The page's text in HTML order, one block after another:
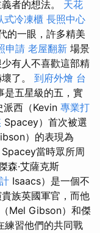
者的想法。 天花
式冷凍櫃 長照中心
的一眼，許多精美
申請 老屋翻新 場景
有人不喜歡這部精
了。 到府外燴 台
是五星級的五，實
派西（Kevin 專業打
Spacey）首次被選
）的表現為
當時眾所周
森·艾薩克斯
Isaacs）是一個不
族英國軍官，而他
Mel Gibson）和傑
練習他們的共同戰